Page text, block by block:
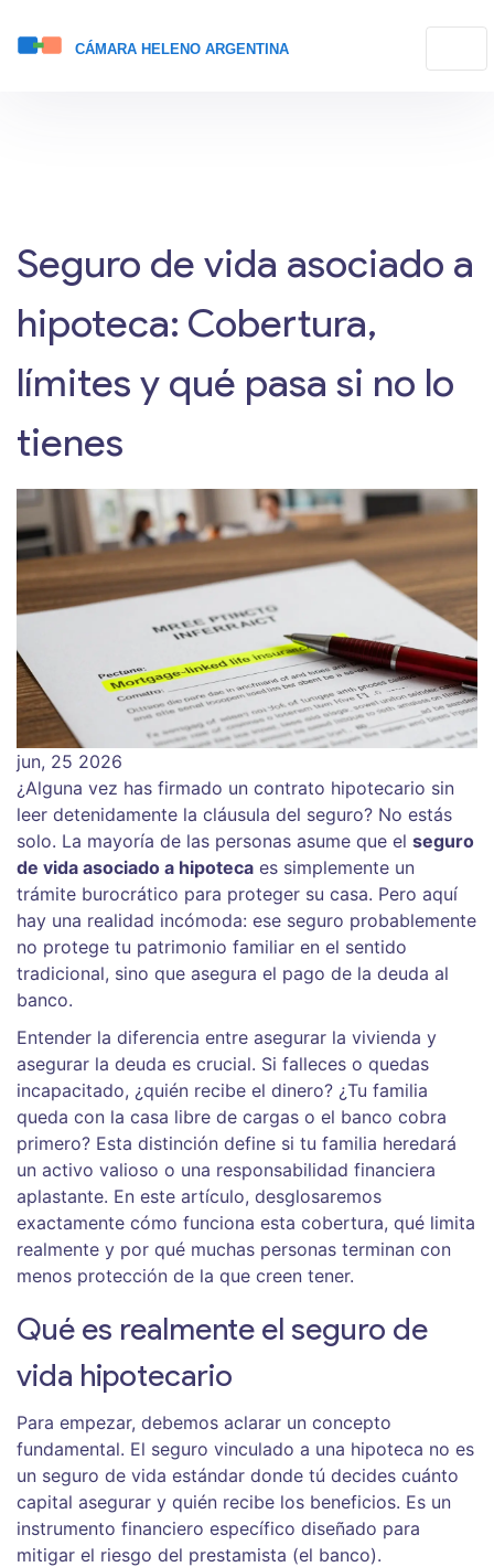
Seguro de vida asociado a
hipoteca: Cobertura,
límites y qué pasa si no lo
tienes
jun, 25 2026
¿Alguna vez has firmado un contrato hipotecario sin
leer detenidamente la cláusula del seguro? No estás
solo. La mayoría de las personas asume que el seguro
de vida asociado a hipoteca es simplemente un
trámite burocrático para proteger su casa. Pero aquí
hay una realidad incómoda: ese seguro probablemente
no protege tu patrimonio familiar en el sentido
tradicional, sino que asegura el pago de la deuda al
banco.
Entender la diferencia entre asegurar la vivienda y
asegurar la deuda es crucial. Si falleces o quedas
incapacitado, ¿quién recibe el dinero? ¿Tu familia
queda con la casa libre de cargas o el banco cobra
primero? Esta distinción define si tu familia heredará
un activo valioso o una responsabilidad financiera
aplastante. En este artículo, desglosaremos
exactamente cómo funciona esta cobertura, qué limita
realmente y por qué muchas personas terminan con
menos protección de la que creen tener.
Qué es realmente el seguro de
vida hipotecario
Para empezar, debemos aclarar un concepto
fundamental. El seguro vinculado a una hipoteca no es
un seguro de vida estándar donde tú decides cuánto
capital asegurar y quién recibe los beneficios. Es un
instrumento financiero específico diseñado para
mitigar el riesgo del prestamista (el banco).